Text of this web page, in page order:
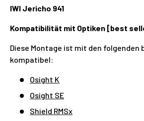
IWI Jericho 941
Kompatibilität mit Optiken [best
Diese Montage ist mit den folgenden
kompatibel:
Osight K
Osight SE
Shield RMSx